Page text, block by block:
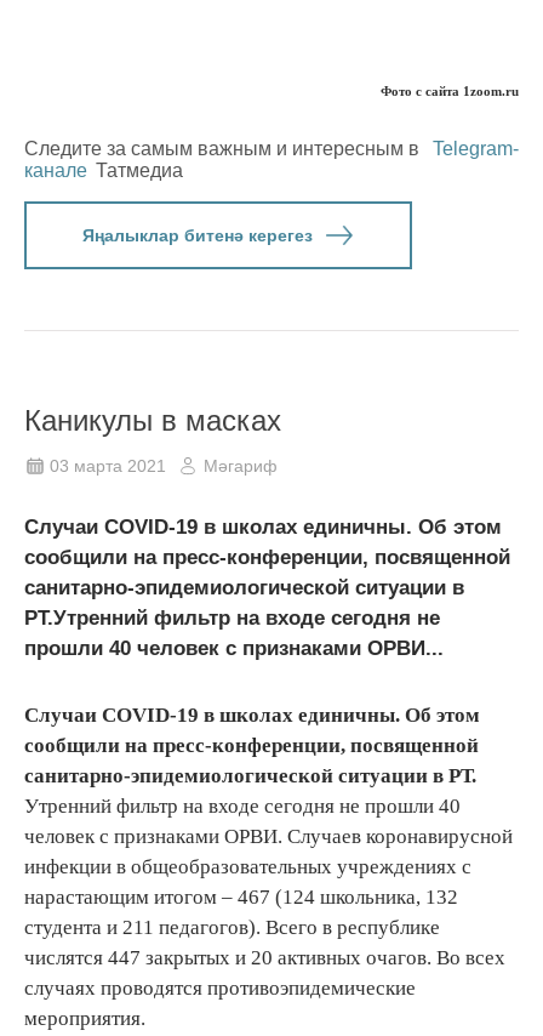
Фото с сайта 1zoom.ru
Следите за самым важным и интересным в
Telegram-
канале Татмедиа
Яңалыклар битенә керегез
Каникулы в масках
03 марта 2021 Мәгариф
Случаи COVID-19 в школах единичны. Об этом
сообщили на пресс-конференции, посвященной
санитарно-эпидемиологической ситуации в
РТ.Утренний фильтр на входе сегодня не
прошли 40 человек с признаками ОРВИ...
Случаи COVID-19 в школах единичны. Об этом
сообщили на пресс-конференции, посвященной
санитарно-эпидемиологической ситуации в РТ.
Утренний фильтр на входе сегодня не прошли 40
человек с признаками ОРВИ. Случаев коронавирусной
инфекции в общеобразовательных учреждениях с
нарастающим итогом – 467 (124 школьника, 132
студента и 211 педагогов). Всего в республике
числятся 447 закрытых и 20 активных очагов. Во всех
случаях проводятся противоэпидемические
мероприятия.